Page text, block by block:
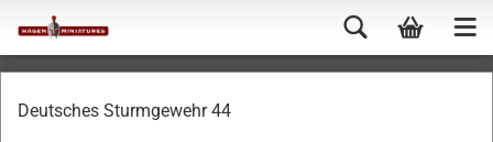
Deutsches Sturmgewehr 44